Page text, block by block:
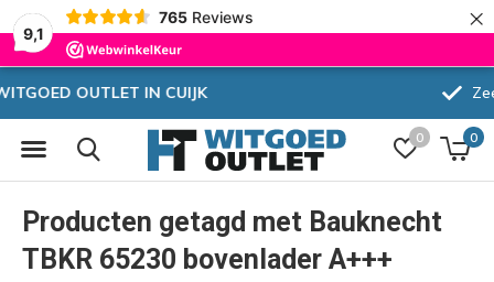
9,1
765 Reviews ×
0 0
Producten getagd met Bauknecht
TBKR 65230 bovenlader A+++